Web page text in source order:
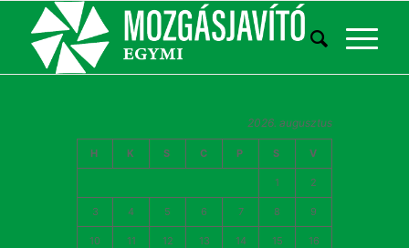
2026. augusztus
H K S C P S V
1 2
3 4 5 6 7 8 9
10 11 12 13 14 15 16